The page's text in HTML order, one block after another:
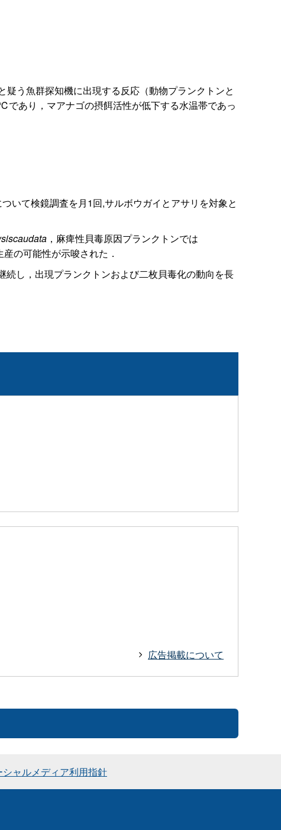
う魚群探知機に出現する反応（動物プランクトンと
あり，マアナゴの摂餌活性が低下する水温帯であっ
いて検鏡調査を月1回,サルボウガイとアサリを対象と
，麻痺性貝毒原因プランクトンでは
の可能性が示唆された．
し，出現プランクトンおよび二枚貝毒化の動向を長
広告掲載について
シャルメディア利用指針